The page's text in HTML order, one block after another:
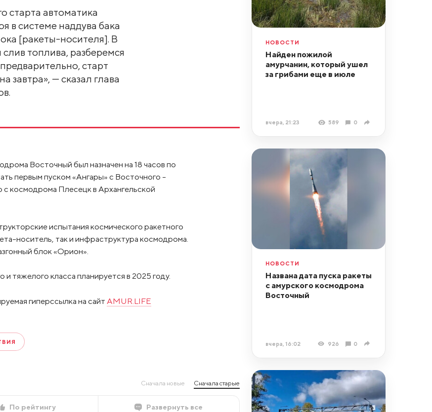
старта автоматика
в системе наддува бака
[ракеты-носителя]. В
топлива, разберемся
старт
завтра», — сказал глава
Восточный был назначен на 18 часов по
первым пуском «Ангары» с Восточного –
с космодрома Плесецк в Архангельской
испытания космического ракетного
носитель, так и инфраструктура космодрома.
блок «Орион».
тяжелого класса планируется в 2025 году.
гиперссылка на сайт AMUR.LIFE
Сначала новые Сначала старые
По рейтингу Развернуть все
НОВОСТИ
Найден пожилой
амурчанин, который ушел
за грибами еще в июле
вчера, 21:23 589 0
НОВОСТИ
Названа дата пуска ракеты
с амурского космодрома
Восточный
вчера, 16:02 926 0